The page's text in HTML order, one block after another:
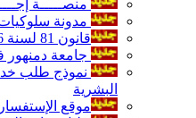
منصـــــة
مدونة
قانون 81 لسنة 2016 " الخدمة المدنيــة "
جامعة
نموذج طلب
البشرية
موقع